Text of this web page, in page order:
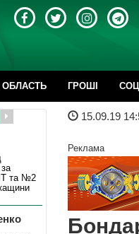
ОБЛАСТЬ ГРОШІ
15.09.19
Реклама
та №2